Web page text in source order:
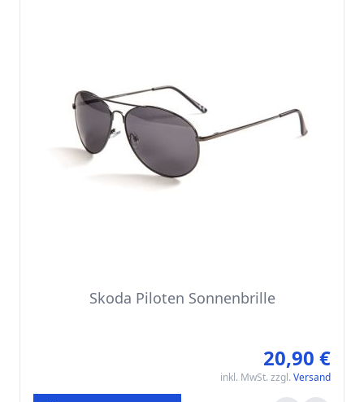
Skoda Piloten Sonnenbrille
20,90 €
inkl. MwSt. zzgl. Versand